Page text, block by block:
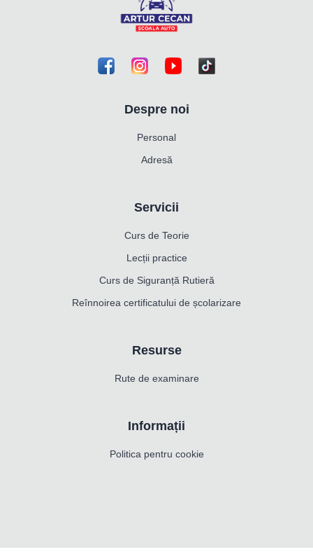
Despre noi
Personal
Adresă
Servicii
Curs de Teorie
Lecții practice
Curs de Siguranță Rutieră
Reînnoirea certificatului de școlarizare
Resurse
Rute de examinare
Informații
Politica pentru cookie